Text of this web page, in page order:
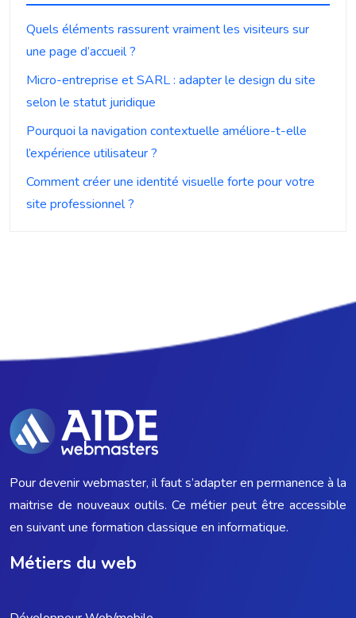
Quels éléments rassurent vraiment les visiteurs sur
une page d’accueil ?
Micro-entreprise et SARL : adapter le design du site
selon le statut juridique
Pourquoi la navigation contextuelle améliore-t-elle
l’expérience utilisateur ?
Comment créer une identité visuelle forte pour votre
site professionnel ?
Pour devenir webmaster, il faut s’adapter en permanence à la
maitrise de nouveaux outils. Ce métier peut être accessible
en suivant une formation classique en informatique.
Métiers du web